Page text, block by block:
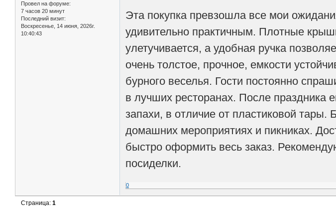
Провел на форуме:
7 часов 20 минут
Последний визит:
Воскресенье, 14 июня, 2026г.
10:40:43
Эта покупка превзошла все мои
удивительно практичным. Плотные
улетучивается, а удобная ручка
очень толстое, прочное, емкости
бурного веселья. Гости постоянно
в лучших ресторанах. После праздника
запахи, в отличие от пластиковой
домашних мероприятиях и пикниках.
быстро оформить весь заказ.
посиделки.
0
Страница:1